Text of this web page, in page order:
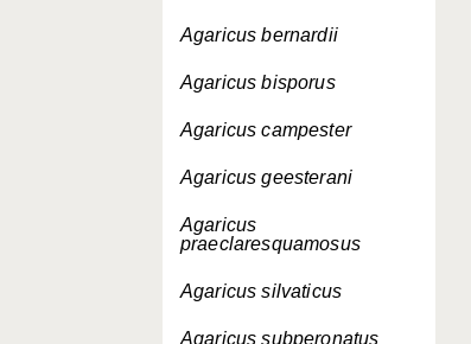
Agaricus bernardii
Agaricus bisporus
Agaricus campester
Agaricus geesterani
Agaricus
praeclaresquamosus
Agaricus silvaticus
Agaricus subperonatus